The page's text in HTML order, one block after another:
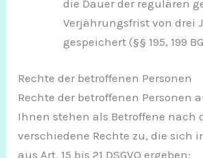
die Dauer der regulären
Verjährungsfrist von drei
gespeichert (§§ 195, 199
Rechte der betroffenen Personen
Rechte der betroffenen Personen
Ihnen stehen als Betroffene nach
verschiedene Rechte zu, die sich
aus Art. 15 bis 21 DSGVO ergeben: